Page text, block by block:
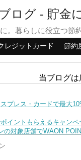
ログ - 貯金
。暮らしに役立つ節
レジットカード 節約
当ブログは
プレス・カードで最大
イントもらえるキャンペ
の対象店舗でWAON